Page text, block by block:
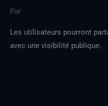
Par
Les utilisateurs pourront
avec une visibilité publique.